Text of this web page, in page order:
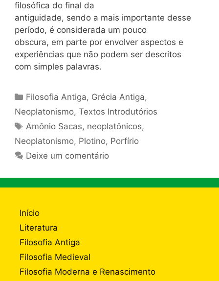
filosófica do final da
antiguidade, sendo a mais importante desse
período, é considerada um pouco
obscura, em parte por envolver aspectos e
experiências que não podem ser descritos
com simples palavras.
Categorias
Filosofia Antiga, Grécia Antiga,
Neoplatonismo, Textos Introdutórios
Tags
Amônio Sacas, neoplatônicos,
Neoplatonismo, Plotino, Porfírio
Deixe um comentário
Início
Literatura
Filosofia Antiga
Filosofia Medieval
Filosofia Moderna e Renascimento